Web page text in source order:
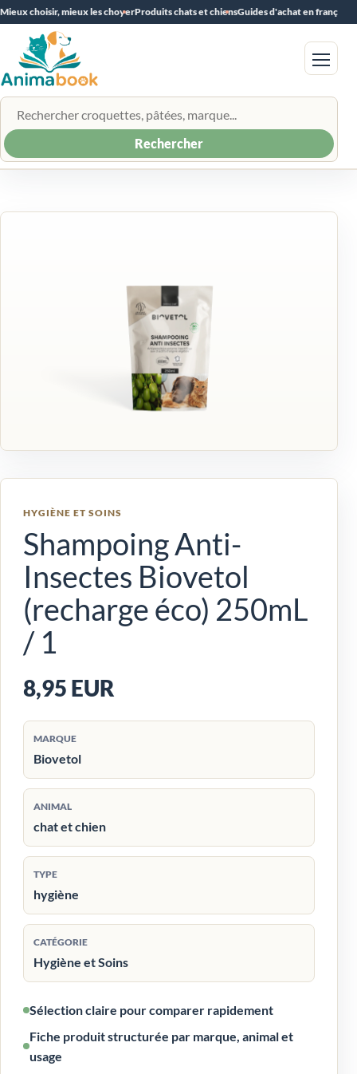
Mieux choisir, mieux les choyerProduits chats et chiensGuides d'achat en français
Rechercher un produit
Rechercher
Menu
HYGIÈNE ET SOINS
Shampoing Anti-
Insectes Biovetol
(recharge éco) 250mL
/ 1
8,95 EUR
MARQUE
Biovetol
ANIMAL
chat et chien
TYPE
hygiène
CATÉGORIE
Hygiène et Soins
Sélection claire pour comparer rapidement
Fiche produit structurée par marque, animal et
usage